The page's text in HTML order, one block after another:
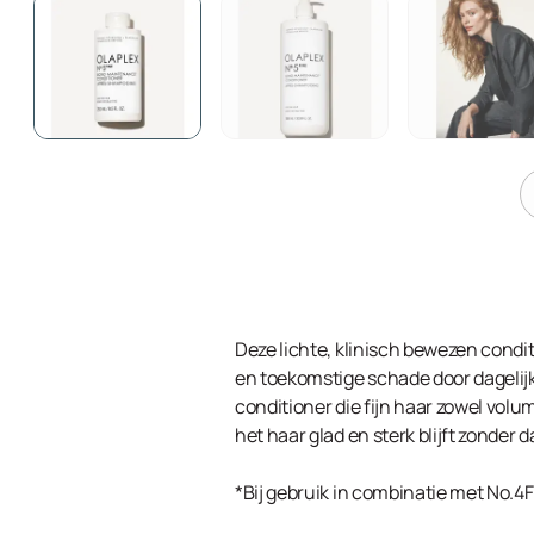
Deze lichte, klinisch bewezen
en toekomstige schade door
conditioner die fijn haar zowel
het haar glad en sterk blijft zonder
*Bij gebruik in combinatie met